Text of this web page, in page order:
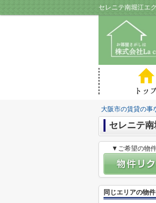
セレニテ南堀江エ
大阪市の賃貸の事
セレニテ
▼ご希望の物
同じエリアの物件